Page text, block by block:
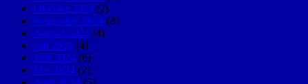
Oktober 2024 (2)
September 2024 (8)
August 2024 (4)
Juli 2024 (4)
Juni 2024 (6)
Mai 2024 (2)